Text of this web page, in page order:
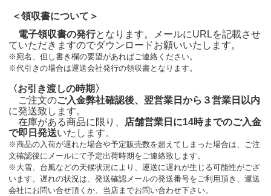
＜領収書について＞
電子領収書の発行となります。メールにURLを記載させ
ていただきますのでダウンロードお願いいたします。
※宛名、但し書き欄の要望があればご連絡ください。
※代引きの場合は運送会社発行の領収書となります。
〈お引き渡しの時期〉
ご注文のご入金弊社確認後、翌営業日から３営業日以内
に発送致します。
在庫がある商品に限り、
店舗営業日に14時までのご入金
で即日発送いたします。
※商品の入荷が遅れた場合や予定販売数を超えてしまった場合は、ご注
文確認後にメールにて予定出荷時期をご連絡致します。
※大雪、台風などの天候状況により、運送に遅れが生じる可能性がござ
います。遅れの状況は、発送確認メールの発送番号をご利用頂き、運送
会社にお問い合せ頂くか、当店までお問い合わせ下さい。